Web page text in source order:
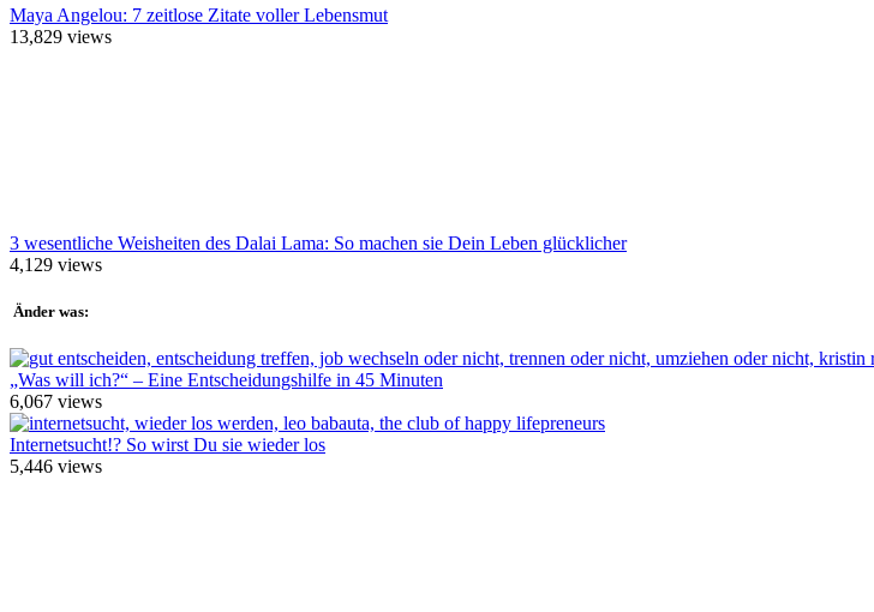
Maya Angelou: 7 zeitlose Zitate voller Lebensmut
13,829 views
3 wesentliche Weisheiten des Dalai Lama: So machen sie Dein Leben glücklicher
4,129 views
Änder was:
„Was will ich?“ – Eine Entscheidungshilfe in 45 Minuten
6,067 views
Internetsucht!? So wirst Du sie wieder los
5,446 views